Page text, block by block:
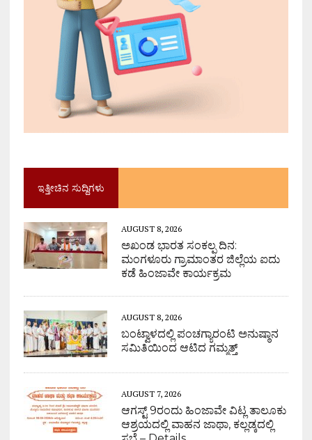
ಇತ್ತೀಚಿನ ಸುದ್ದಿಗಳು
AUGUST 8, 2026
ಅಖಂಡ ಭಾರತ ಸಂಕಲ್ಪ ದಿನ:
ಮಂಗಳೂರು ಗ್ರಾಮಾಂತರ ಜಿಲ್ಲೆಯ ಐದು
ಕಡೆ ಹಿಂಜಾವೇ ಕಾರ್ಯಕ್ರಮ
AUGUST 8, 2026
ಬಂಟ್ವಾಳದಲ್ಲಿ ಪಂಚಗ್ಯಾರಂಟಿ ಅನುಷ್ಠಾನ
ಸಮಿತಿಯಿಂದ ಆಟಿದ ಗಮ್ಮತ್ತ್
AUGUST 7, 2026
ಆಗಸ್ಟ್ 9ರಂದು ಹಿಂಜಾವೇ ವಿಟ್ಲ ತಾಲೂಕು
ಆಶ್ರಯದಲ್ಲಿ ವಾಹನ ಜಾಥಾ, ಕಲ್ಲಡ್ಕದಲ್ಲಿ